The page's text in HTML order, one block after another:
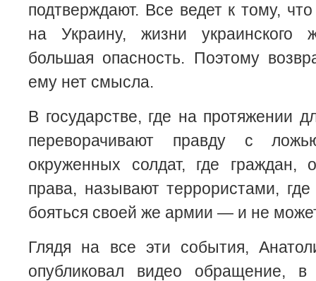
подтверждают. Все ведет к тому,
на Украину, жизни украинского
большая опасность. Поэтому
ему нет смысла.
В государстве, где на протяжении
переворачивают правду с
окруженных солдат, где граждан,
права, называют террористами,
бояться своей же армии — и не
Глядя на все эти события,
опубликовал видео обращение, в